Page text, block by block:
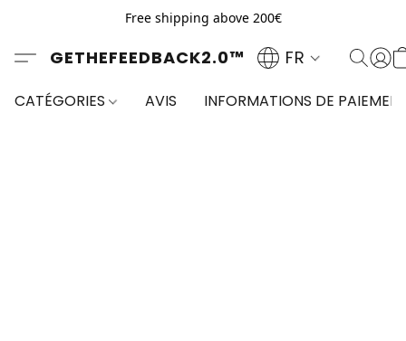
Free shipping above 200€
GETHEFEEDBACK2.0™ FR
CATÉGORIES AVIS INFORMATIONS DE